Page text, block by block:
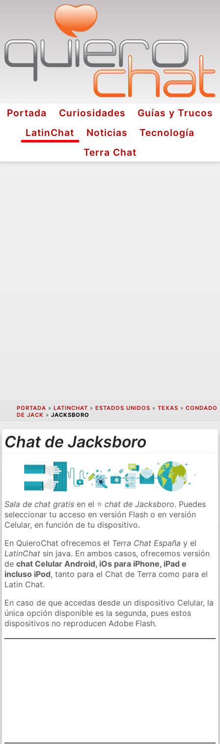
Portada Curiosidades
Guías y Trucos
LatinChat
Noticias
Tecnología
Terra Chat
PORTADA » LATINCHAT » ESTADOS UNIDOS » TEXAS » CONDADO
DE JACK » JACKSBORO
Chat de Jacksboro
Sala de chat gratis en el ⭐chat de Jacksboro. Puedes
seleccionar tu acceso en versión Flash o en versión
Celular, en función de tu dispositivo.
En QuieroChat ofrecemos el Terra Chat España y el
LatinChat sin java. En ambos casos, ofrecemos versión
dechat Celular Android, iOs para iPhone, iPad e
incluso iPod, tanto para el Chat de Terra como para el
Latin Chat.
En caso de que accedas desde un dispositivo Celular, la
única opción disponible es la segunda, pues estos
dispositivos no reproducen Adobe Flash.